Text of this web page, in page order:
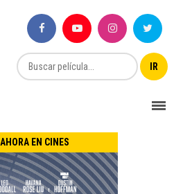
AHORA EN CINES